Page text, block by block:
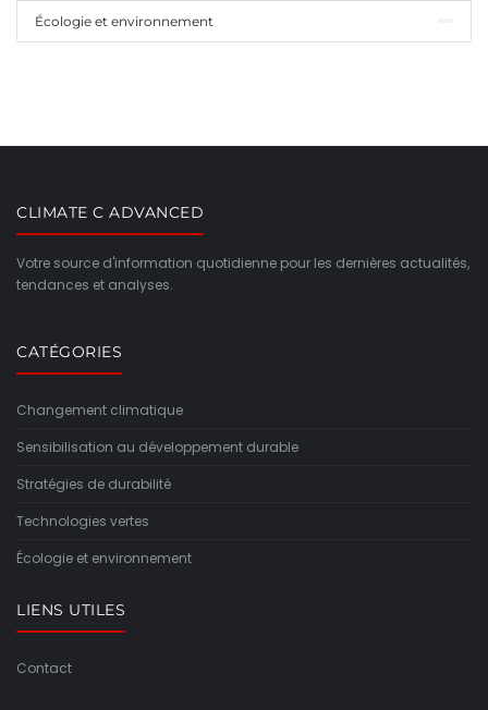
Écologie et environnement
CLIMATE C ADVANCED
Votre source d'information quotidienne pour les dernières actualités,
tendances et analyses.
CATÉGORIES
Changement climatique
Sensibilisation au développement durable
Stratégies de durabilité
Technologies vertes
Écologie et environnement
LIENS UTILES
Contact